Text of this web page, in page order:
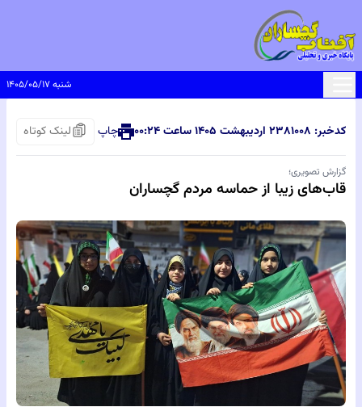
شنبه ۱۴۰۵/۰۵/۱۷
کدخبر: ۸۱۰۰۸ ۲۳ اردیبهشت ۱۴۰۵ ساعت ۰۰:۲۴ چاپ لینک کوتاه
گزارش تصویری؛
قاب‌های زیبا از حماسه‌ مردم گچساران